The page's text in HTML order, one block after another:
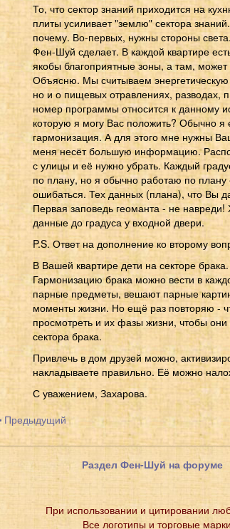
То, что сектор знаний приходится на
плиты усиливает "землю" сектора
почему. Во-первых, нужны стороны
Фен-Шуй сделает. В каждой квартире
якобы благоприятные зоны, а там, может
Объясню. Мы считываем энергетическую
но и о пищевых отравлениях,
номер программы относится к данному
которую я могу Вас положить? Обычно
гармонизация. А для этого мне нужны
меня несёт большую информацию.
с улицы и её нужно убрать. Каждый
по плану, но я обычно работаю по
ошибаться. Тех данных (плана), что Вы
Первая заповедь геоманта - не
данные до градуса у входной двери.
P.S. Ответ на дополнение ко второму
В Вашей квартире дети на секторе
Гармонизацию брака можно вести в
парные предметы, вешают парные
моменты жизни. Но ещё раз повторяю -
просмотреть и их фазы жизни, чтобы
сектора брака.
Привлечь в дом друзей можно,
накладываете правильно. Её можно
С уважением, Захарова.
Предыдущий
Раздел Фен-Шуй на форуме
При использовании и цитировании
Все логотипы и торговые